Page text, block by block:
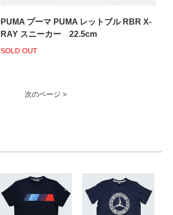
PUMA プーマ PUMA レットブル RBR X-
RAY スニーカー 22.5cm
SOLD OUT
次のページ >